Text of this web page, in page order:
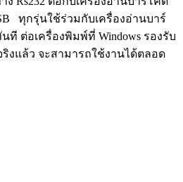
ทุกรุ่นใช้ร่วมกับเครื่องอ่านบาร์
ที ต่อเครื่องพิมพ์ที่ Windows รองรับ
ริงแล้ว จะสามารถใช้งานได้ตลอด